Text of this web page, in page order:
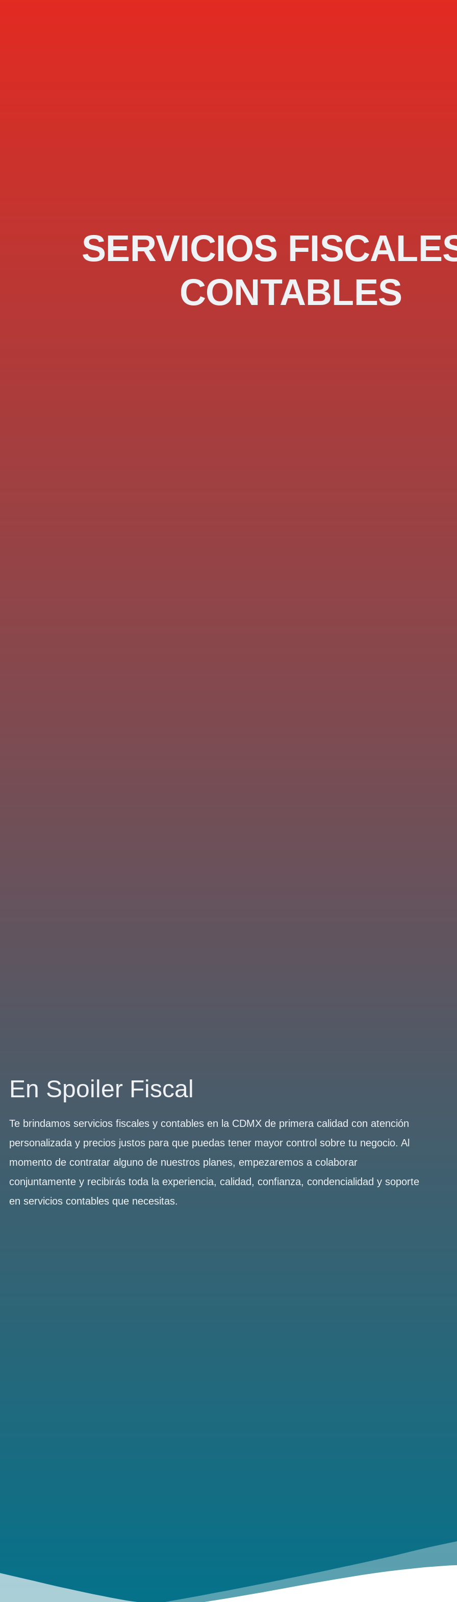
SERVICIOS
CONTABLES
En Spoiler Fiscal
Te brindamos servicios fiscales y contables en la CDMX de primera calidad con atención
personalizada y precios justos para que puedas tener mayor control sobre tu negocio. Al
momento de contratar alguno de nuestros planes, empezaremos a colaborar
conjuntamente y recibirás toda la experiencia, calidad, confianza, condencialidad y soporte
en servicios contables que necesitas.